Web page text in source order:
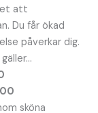
att
Du får ökad
påverkar dig.
sköna